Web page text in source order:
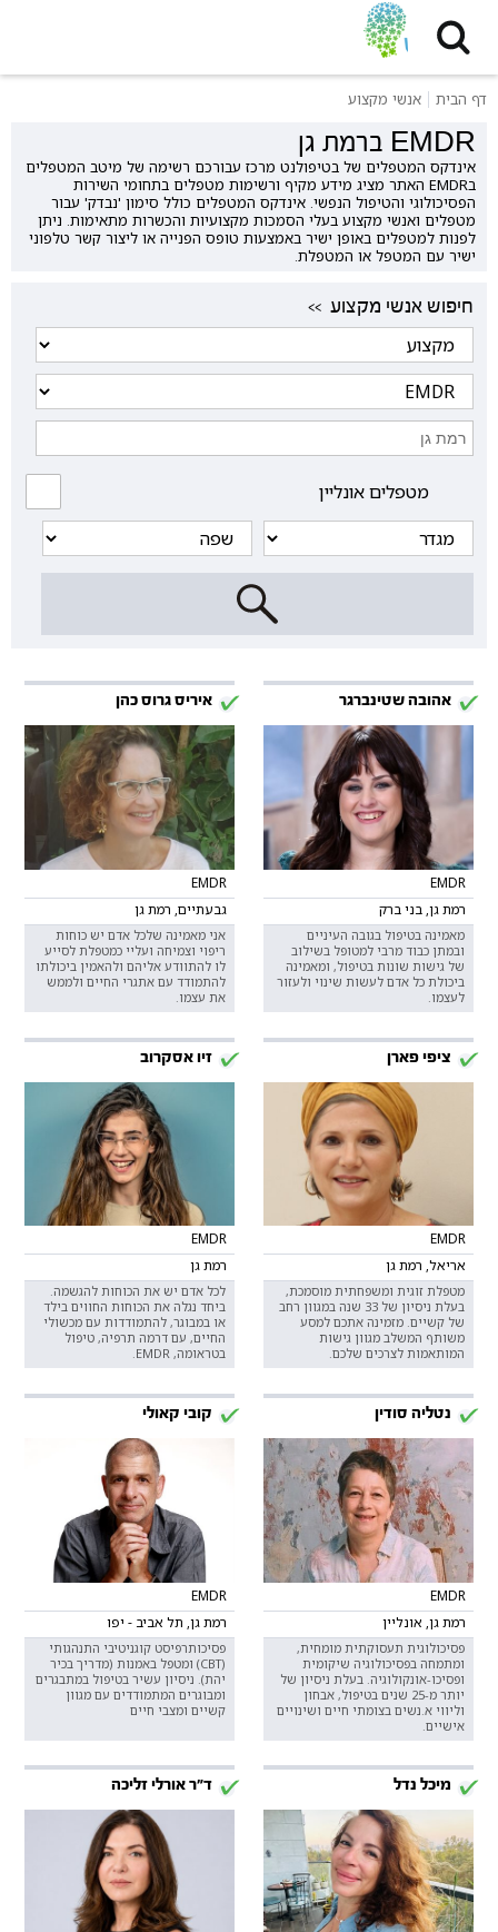
דף הבית אנשי מקצוע
EMDR ברמת גן
אינדקס המטפלים של בטיפולנט מרכז עבורכם רשימה של מיטב המטפלים
בEMDR האתר מציג מידע מקיף ורשימות מטפלים בתחומי השירות
הפסיכולוגי והטיפול הנפשי. אינדקס המטפלים כולל סימון 'נבדק' עבור
מטפלים ואנשי מקצוע בעלי הסמכות מקצועיות והכשרות מתאימות. ניתן
לפנות למטפלים באופן ישיר באמצעות טופס הפנייה או ליצור קשר טלפוני
ישיר עם המטפל או המטפלת.
<< חיפוש אנשי מקצוע
מטפלים אונליין
אהובה שטינברגר
EMDR
רמת גן, בני ברק
מאמינה בטיפול בגובה העיניים
ובמתן כבוד מרבי למטופל בשילוב
של גישות שונות בטיפול, ומאמינה
ביכולת כל אדם לעשות שינוי ולעזור
לעצמו.
איריס גרוס כהן
EMDR
גבעתיים, רמת גן
אני מאמינה שלכל אדם יש כוחות
ריפוי וצמיחה ועליי כמטפלת לסייע
לו להתוודע אליהם ולהאמין ביכולתו
להתמודד עם אתגרי החיים ולממש
את עצמו.
ציפי פארן
EMDR
אריאל, רמת גן
מטפלת זוגית ומשפחתית מוסמכת,
בעלת ניסיון של 33 שנה במגוון רחב
של קשיים. מזמינה אתכם למסע
משותף המשלב מגוון גישות
המותאמות לצרכים שלכם.
זיו אסקרוב
EMDR
רמת גן
לכל אדם יש את הכוחות להגשמה.
ביחד נגלה את הכוחות החווים בילד
או במבוגר, להתמודדות עם מכשולי
החיים, עם דרמה תרפיה, טיפול
בטראומה, EMDR.
נטליה סודין
EMDR
רמת גן, אונליין
פסיכולוגית תעסוקתית מומחית,
ומתמחה בפסיכולוגיה שיקומית
ופסיכו-אונקולוגיה. בעלת ניסיון של
יותר מ-25 שנים בטיפול, אבחון
וליווי א.נשים בצומתי חיים ושינויים
אישיים.
קובי קאולי
EMDR
רמת גן, תל אביב - יפו
פסיכותרפיסט קוגניטיבי התנהגותי
(CBT) ומטפל באמנות (מדריך בכיר
יהת). ניסיון עשיר בטיפול במתבגרים
ומבוגרים המתמודדים עם מגוון
קשיים ומצבי חיים
מיכל נדל ד"ר אורלי זליכה